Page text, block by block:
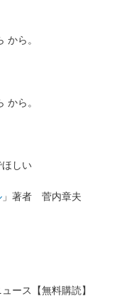
から。
から。
しい
」著者 菅内章夫
ース【無料購読】